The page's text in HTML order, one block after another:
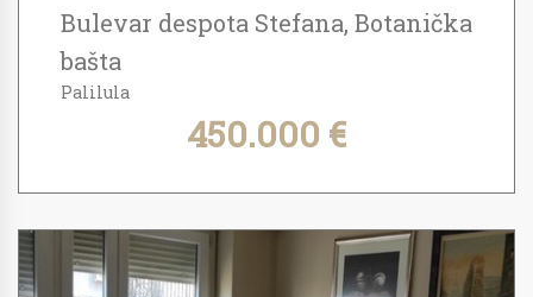
Bulevar despota Stefana, Botanička
bašta
Palilula
450.000 €